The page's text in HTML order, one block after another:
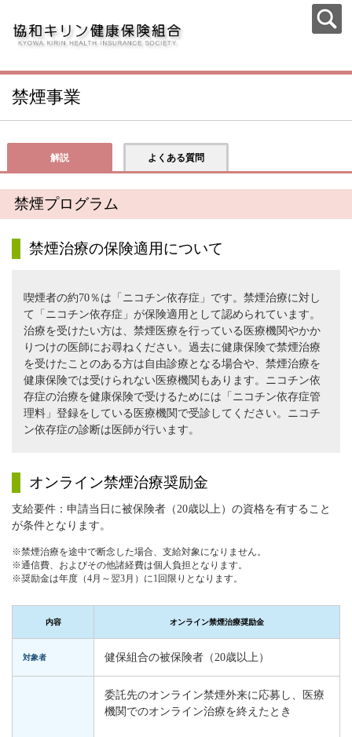
禁煙事業
解説 よくある質問
禁煙プログラム
禁煙治療の保険適用について
喫煙者の約70％は「ニコチン依存症」です。禁煙治療に対し
て「ニコチン依存症」が保険適用として認められています。
治療を受けたい方は、禁煙医療を行っている医療機関やかか
りつけの医師にお尋ねください。過去に健康保険で禁煙治療
を受けたことのある方は自由診療となる場合や、禁煙治療を
健康保険では受けられない医療機関もあります。ニコチン依
存症の治療を健康保険で受けるためには「ニコチン依存症管
理料」登録をしている医療機関で受診してください。ニコチ
ン依存症の診断は医師が行います。
オンライン禁煙治療奨励金
支給要件：申請当日に被保険者（20歳以上）の資格を有すること
が条件となります。
※禁煙治療を途中で断念した場合、支給対象になりません。
※通信費、およびその他諸経費は個人負担となります。
※奨励金は年度（4月～翌3月）に1回限りとなります。
内容 オンライン禁煙治療奨励金
対象者 健保組合の被保険者（20歳以上）
委託先のオンライン禁煙外来に応募し、医療
機関でのオンライン治療を終えたとき